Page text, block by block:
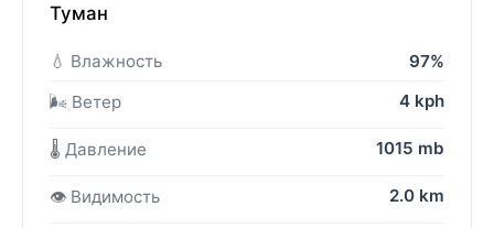
Туман
💧 Влажность
97%
🌬️ Ветер
4 kph
🌡️ Давление 1015 mb
👁️ Видимость 2.0 km